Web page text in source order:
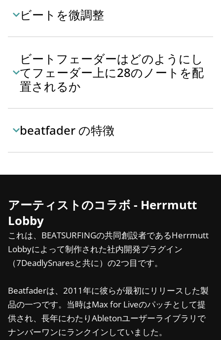
ビートを微調整
ビートフェーダーはどのようにし
てフェーダー上に28のノートを配
置されるか
beatfader の特徴
アーティストのコラボ - Herrmutt
Lobby
これは、BEATSURFINGの共同創設者であるHerrmutt
Lobbyによって制作された社内開発プラグイン
（7DeadlySnaresと共に）の2つ目です。
Beatfaderは、2011年に彼らが最初にリリースした製
品の一つです。当時はMax for Liveのパッチとして提
供され、長年にわたりAbletonユーザーライブラリで
ナンバーワンにランクインしていました。